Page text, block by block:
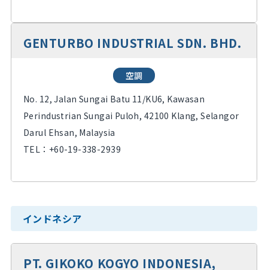
GENTURBO INDUSTRIAL SDN. BHD.
空調
No. 12, Jalan Sungai Batu 11/KU6, Kawasan
Perindustrian Sungai Puloh, 42100 Klang, Selangor
Darul Ehsan, Malaysia
TEL： +60-19-338-2939
インドネシア
PT. GIKOKO KOGYO INDONESIA,